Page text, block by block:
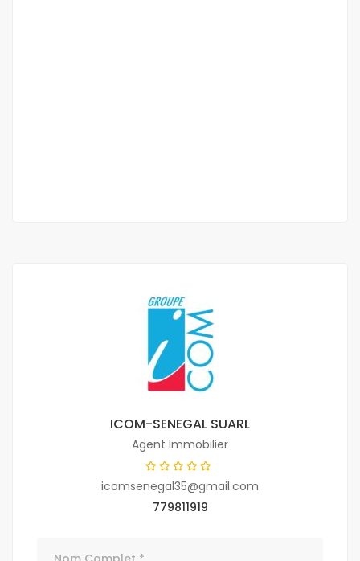
ICOM-SENEGAL SUARL
Agent Immobilier
icomsenegal35@gmail.com
779811919